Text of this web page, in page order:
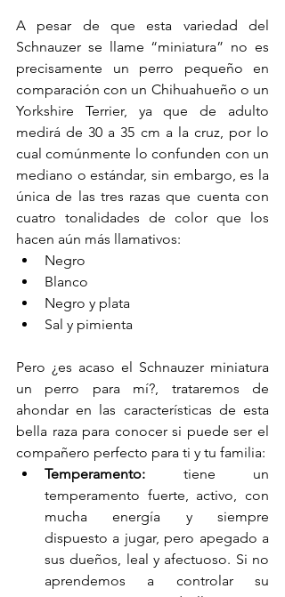
A pesar de que esta variedad del
Schnauzer se llame “miniatura” no es
precisamente un perro pequeño en
comparación con un Chihuahueño o un
Yorkshire Terrier, ya que de adulto
medirá de 30 a 35 cm a la cruz, por lo
cual comúnmente lo confunden con un
mediano o estándar, sin embargo, es la
única de las tres razas que cuenta con
cuatro tonalidades de color que los
hacen aún más llamativos:
Negro
Blanco
Negro y plata
Sal y pimienta
Pero ¿es acaso el Schnauzer miniatura
un perro para mí?, trataremos de
ahondar en las características de esta
bella raza para conocer si puede ser el
compañero perfecto para ti y tu familia:
Temperamento: tiene un
temperamento fuerte, activo, con
mucha energía y siempre
dispuesto a jugar, pero apegado a
sus dueños, leal y afectuoso. Si no
aprendemos a controlar su